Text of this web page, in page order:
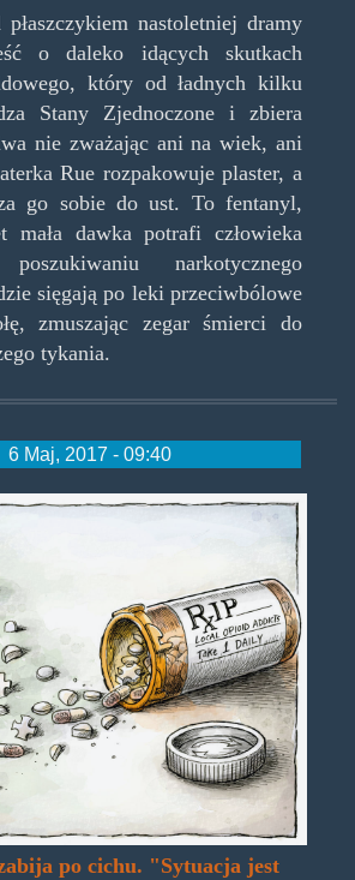
nastoletniej dramy
o daleko idących skutkach
który od ładnych kilku
Stany Zjednoczone i zbiera
nie zważając ani na wiek, ani
Rue rozpakowuje plaster, a
go sobie do ust. To fentanyl,
mała dawka potrafi człowieka
narkotycznego
sięgają po leki przeciwbólowe
zmuszając zegar śmierci do
tykania.
6 Maj, 2017 - 09:40
po cichu. "Sytuacja jest